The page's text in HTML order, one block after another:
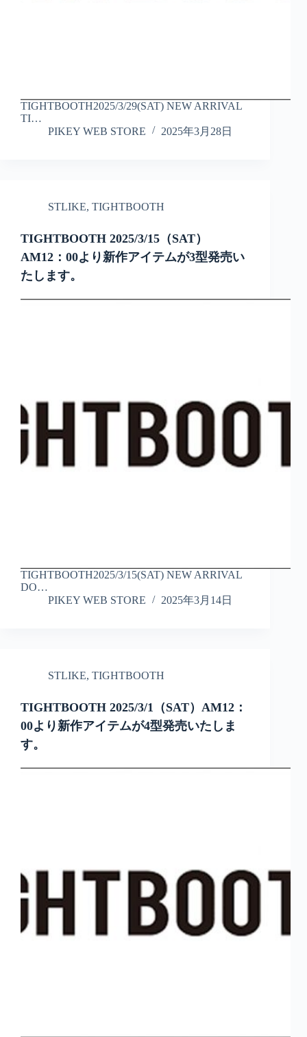
TIGHTBOOTH2025/3/29(SAT) NEW ARRIVAL
TI…
PIKEY WEB STORE
2025年3月28日
STLIKE, TIGHTBOOTH
TIGHTBOOTH 2025/3/15（SAT）
AM12：00より新作アイテムが3型発売い
たします。
TIGHTBOOTH2025/3/15(SAT) NEW ARRIVAL
DO…
PIKEY WEB STORE
2025年3月14日
STLIKE, TIGHTBOOTH
TIGHTBOOTH 2025/3/1（SAT）AM12：
00より新作アイテムが4型発売いたしま
す。